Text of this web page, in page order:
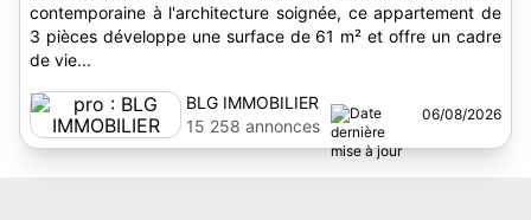
contemporaine à l'architecture soignée, ce appartement de
3 pièces développe une surface de 61 m² et offre un cadre
de vie...
BLG IMMOBILIER
15 258 annonces
06/08/2026